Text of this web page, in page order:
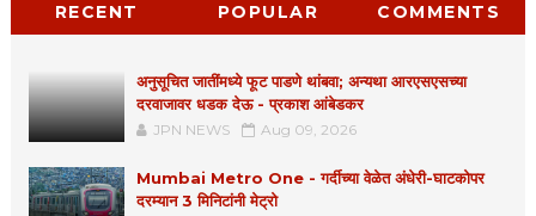
RECENT POPULAR COMMENTS
अनुसूचित जातींमध्ये फूट पाडणे थांबवा; अन्यथा आरएसएसच्या
दरवाजावर धडक देऊ - प्रकाश आंबेडकर
JPN NEWS Aug 09, 2026
Mumbai Metro One - गर्दीच्या वेळेत अंधेरी-घाटकोपर
दरम्यान 3 मिनिटांनी मेट्रो